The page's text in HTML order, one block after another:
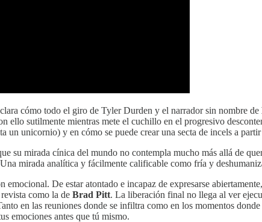
cómo todo el giro de Tyler Durden y el narrador sin nombre de
ello sutilmente mientras mete el cuchillo en el progresivo
un unicornio) y en cómo se puede crear una secta de incels a
su mirada cínica del mundo no contempla mucho más allá de
mirada analítica y fácilmente calificable como fría y
De estar atontado e incapaz de expresarse
como la de Brad Pitt. La liberación final no llega al ver
en las reuniones donde se infiltra como en los momentos
emociones antes que tú mismo.